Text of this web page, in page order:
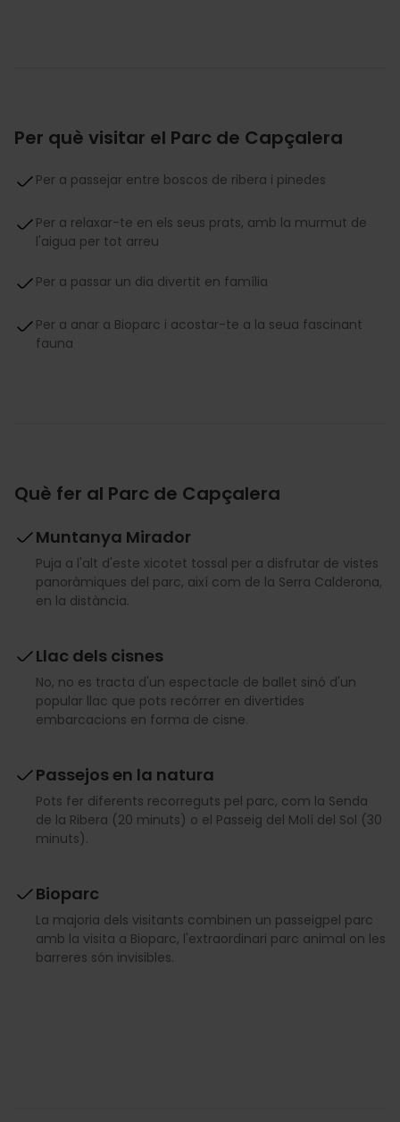
Per què visitar el Parc de Capçalera
Per a passejar entre boscos de ribera i pinedes
Per a relaxar-te en els seus prats, amb la murmut de
l'aigua per tot arreu
Per a passar un dia divertit en família
Per a anar a Bioparc i acostar-te a la seua fascinant
fauna
Què fer al Parc de Capçalera
Muntanya Mirador
Puja a l'alt d'este xicotet tossal per a disfrutar de vistes
panoràmiques del parc, així com de la Serra Calderona,
en la distància.
Llac dels cisnes
No, no es tracta d'un espectacle de ballet sinó d'un
popular llac que pots recórrer en divertides
embarcacions en forma de cisne.
Passejos en la natura
Pots fer diferents recorreguts pel parc, com la Senda
de la Ribera (20 minuts) o el Passeig del Molí del Sol (30
minuts).
Bioparc
La majoria dels visitants combinen un passeigpel parc
amb la visita a Bioparc, l'extraordinari parc animal on les
barreres són invisibles.